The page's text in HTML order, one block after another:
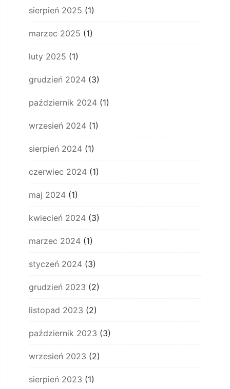
sierpień 2025 (1)
marzec 2025 (1)
luty 2025 (1)
grudzień 2024 (3)
październik 2024 (1)
wrzesień 2024 (1)
sierpień 2024 (1)
czerwiec 2024 (1)
maj 2024 (1)
kwiecień 2024 (3)
marzec 2024 (1)
styczeń 2024 (3)
grudzień 2023 (2)
listopad 2023 (2)
październik 2023 (3)
wrzesień 2023 (2)
sierpień 2023 (1)